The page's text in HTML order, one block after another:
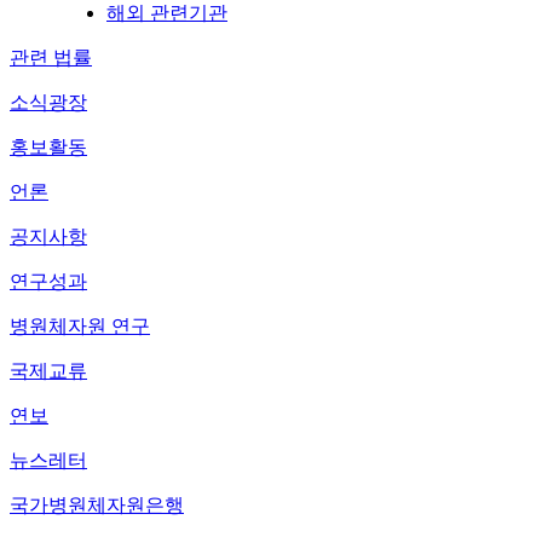
해외 관련기관
관련 법률
소식광장
홍보활동
언론
공지사항
연구성과
병원체자원 연구
국제교류
연보
뉴스레터
국가병원체자원은행